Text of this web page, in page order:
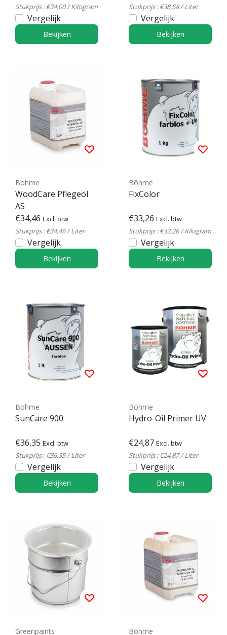
Stukprijs : €34,00 / Kilogram
Vergelijk
Bekijken
Stukprijs : €38,58 / Liter
Vergelijk
Bekijken
Böhme
WoodCare Pflegeöl
AS
€34,46 Excl. btw
Stukprijs : €34,46 / Liter
Vergelijk
Bekijken
Böhme
FixColor
€33,26 Excl. btw
Stukprijs : €33,26 / Kilogram
Vergelijk
Bekijken
Böhme
SunCare 900
€36,35 Excl. btw
Stukprijs : €36,35 / Liter
Vergelijk
Bekijken
Böhme
Hydro-Oil Primer UV
€24,87 Excl. btw
Stukprijs : €24,87 / Liter
Vergelijk
Bekijken
Greenpaints Böhme